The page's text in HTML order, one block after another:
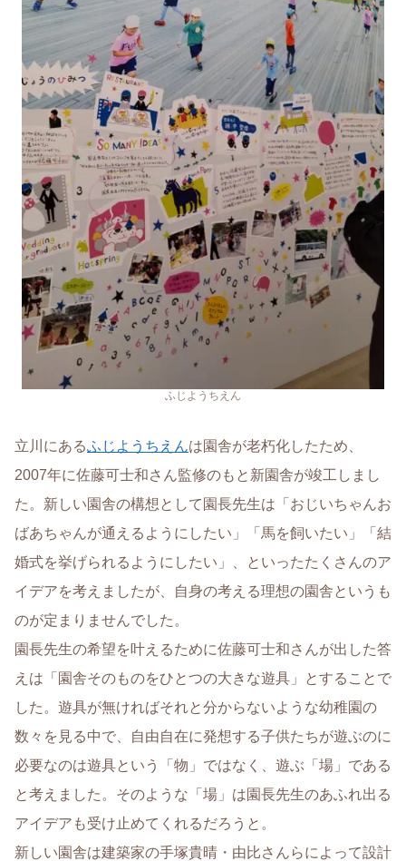
ふじようちえん
立川にあるふじようちえんは園舎が老朽化したため、
2007年に佐藤可士和さん監修のもと新園舎が竣工しまし
た。新しい園舎の構想として園長先生は「おじいちゃんお
ばあちゃんが通えるようにしたい」「馬を飼いたい」「結
婚式を挙げられるようにしたい」、といったたくさんのア
イデアを考えましたが、自身の考える理想の園舎というも
のが定まりませんでした。
園長先生の希望を叶えるために佐藤可士和さんが出した答
えは「園舎そのものをひとつの大きな遊具」とすることで
した。遊具が無ければそれと分からないような幼稚園の
数々を見る中で、自由自在に発想する子供たちが遊ぶのに
必要なのは遊具という「物」ではなく、遊ぶ「場」である
と考えました。そのような「場」は園長先生のあふれ出る
アイデアも受け止めてくれるだろうと。
新しい園舎は建築家の手塚貴晴・由比さんらによって設計